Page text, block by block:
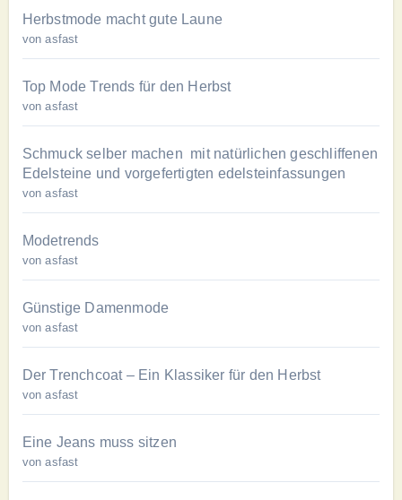
Herbstmode macht gute Laune
von asfast
Top Mode Trends für den Herbst
von asfast
Schmuck selber machen mit natürlichen geschliffenen
Edelsteine und vorgefertigten edelsteinfassungen
von asfast
Modetrends
von asfast
Günstige Damenmode
von asfast
Der Trenchcoat – Ein Klassiker für den Herbst
von asfast
Eine Jeans muss sitzen
von asfast